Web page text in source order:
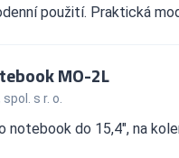
použití. Praktická
MO-2L
spol. s r. o.
notebook do 15,4", na